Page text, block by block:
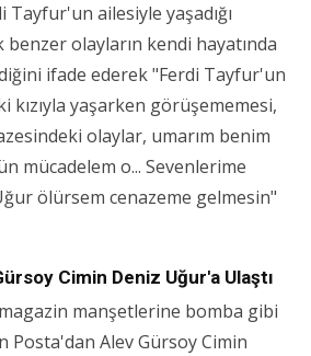
Tayfur'un ailesiyle yaşadığı
olayların kendi hayatında
ifade ederek "Ferdi Tayfur'un
kızıyla yaşarken görüşememesi,
olaylar, umarım benim
mücadelem o... Sevenlerime
ölürsem cenazeme gelmesin"
Cimin Deniz Uğur'a Ulaştı
magazin manşetlerine bomba gibi
Posta'dan Alev Gürsoy Cimin